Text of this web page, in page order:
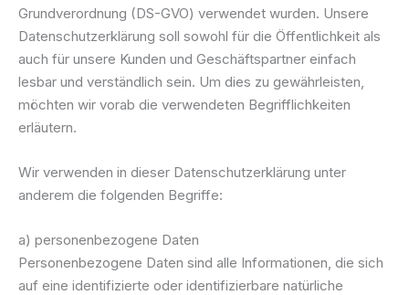
Grundverordnung (DS-GVO) verwendet wurden. Unsere
Datenschutzerklärung soll sowohl für die Öffentlichkeit als
auch für unsere Kunden und Geschäftspartner einfach
lesbar und verständlich sein. Um dies zu gewährleisten,
möchten wir vorab die verwendeten Begrifflichkeiten
erläutern.
Wir verwenden in dieser Datenschutzerklärung unter
anderem die folgenden Begriffe:
a) personenbezogene Daten
Personenbezogene Daten sind alle Informationen, die sich
auf eine identifizierte oder identifizierbare natürliche